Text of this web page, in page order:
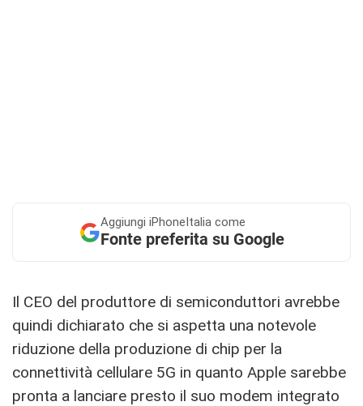
Aggiungi iPhoneItalia come
Fonte preferita su Google
Il CEO del produttore di semiconduttori avrebbe
quindi dichiarato che si aspetta una notevole
riduzione della produzione di chip per la
connettività cellulare 5G in quanto Apple sarebbe
pronta a lanciare presto il suo modem integrato